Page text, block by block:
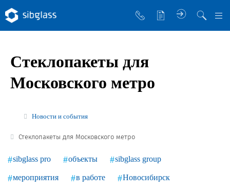
Управляющая компания
Sibglass Trade
Стеклопакеты для
Московского метро
Новости и события
Стеклопакеты для Московского метро
sibglass pro объекты sibglass group
мероприятия в работе Новосибирск